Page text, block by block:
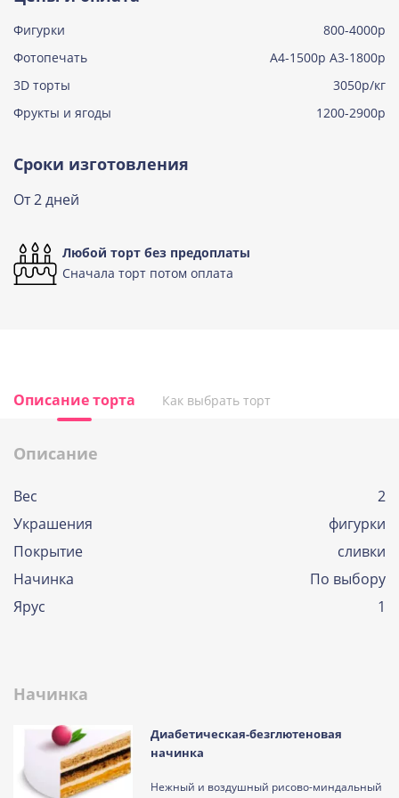
Фигурки
800-4000р
Фотопечать
А4-1500р А3-1800р
3D торты
3050р/кг
Фрукты и ягоды
1200-2900р
Сроки изготовления
От 2 дней
Любой торт без предоплаты
Сначала торт потом оплата
Описание торта Как выбрать торт
Описание
Вес
2
Украшения
фигурки
Покрытие
сливки
Начинка
По выбору
Ярус
1
Начинка
Диабетическая-безглютеновая
начинка
Нежный и воздушный рисово-миндальный